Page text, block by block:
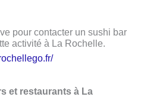
pour contacter un sushi bar
activité à La Rochelle.
et restaurants à La